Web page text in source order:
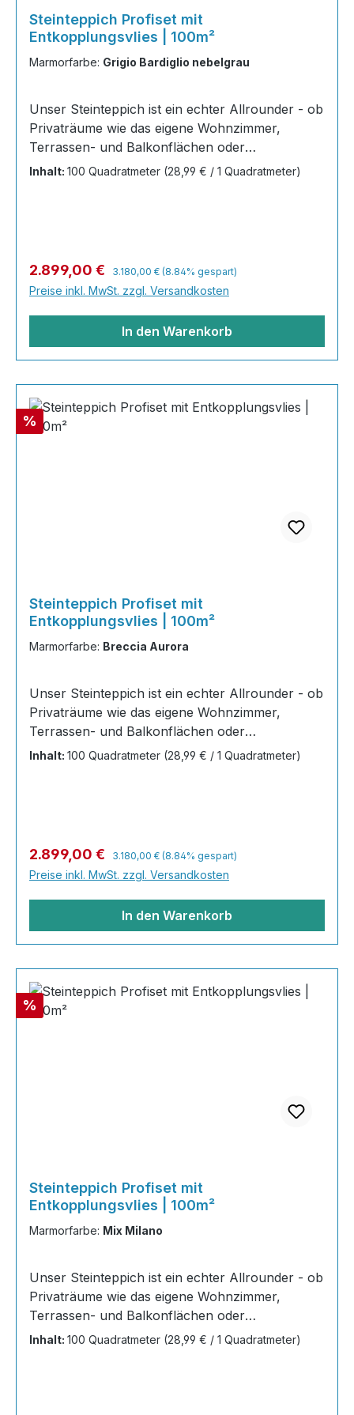
Steinteppich Profiset mit
Entkopplungsvlies | 100m²
Marmorfarbe: Grigio Bardiglio nebelgrau
Unser Steinteppich ist ein echter Allrounder - ob
Privaträume wie das eigene Wohnzimmer,
Terrassen- und Balkonflächen oder
Gewerbeobjekte und Austellungsräume; unsere
und einfach zu verlegen. Stöbern Sie in unserem
Shop nach Ihrer Lieblingsfarbe und legen Sie
gleich los! Inhalt 40x25kg Marmorsteine 20 kg
Grundierung AT-EG 30 80
Inhalt: 100 Quadratmeter (28,99 € / 1 Quadratmeter)
Verkaufspreis:
2.899,00 € Regulärer Preis:
3.180,00 € (8.84% gespart)
Preise inkl. MwSt. zzgl. Versandkosten
In den Warenkorb
Rabatt
%
Steinteppich Profiset mit
Entkopplungsvlies | 100m²
Marmorfarbe: Breccia Aurora
Unser Steinteppich ist ein echter Allrounder - ob
Privaträume wie das eigene Wohnzimmer,
Terrassen- und Balkonflächen oder
Gewerbeobjekte und Austellungsräume; unsere
und einfach zu verlegen. Stöbern Sie in unserem
Shop nach Ihrer Lieblingsfarbe und legen Sie
gleich los! Inhalt 40x25kg Marmorsteine 20 kg
Grundierung AT-EG 30 80
Inhalt: 100 Quadratmeter (28,99 € / 1 Quadratmeter)
Verkaufspreis:
2.899,00 € Regulärer Preis:
3.180,00 € (8.84% gespart)
Preise inkl. MwSt. zzgl. Versandkosten
In den Warenkorb
Rabatt
%
Steinteppich Profiset mit
Entkopplungsvlies | 100m²
Marmorfarbe: Mix Milano
Unser Steinteppich ist ein echter Allrounder - ob
Privaträume wie das eigene Wohnzimmer,
Terrassen- und Balkonflächen oder
Gewerbeobjekte und Austellungsräume; unsere
Inhalt: 100 Quadratmeter (28,99 € / 1 Quadratmeter)